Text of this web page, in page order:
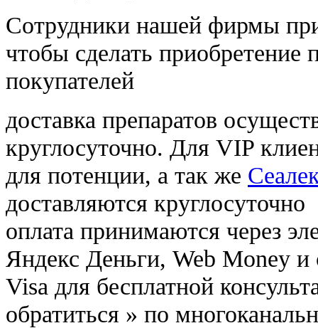
Cотрудники нашей фирмы
чтобы сделать приобретение
покупателей
доставка препаратов
круглосуточно. Для VIP
для потенции, а так же
доставляются круглосуточно
оплата принимаются через
Яндекс Деньги, Web Money и
Visa для бесплатной
обратиться » по